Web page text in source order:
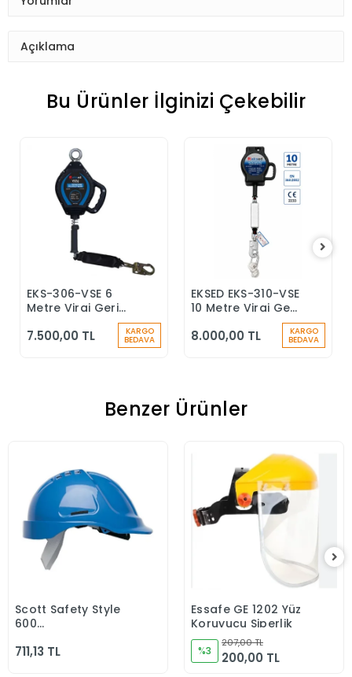
Açıklama
Bu Ürünler İlginizi Çekebilir
Sepete Ekle
EKS-306-VSE 6
Metre Viraj Geri
Durdurucu Keskin
7.500,00 TL KARGO
BEDAVA
Sepete Ekle
EKSED EKS-310-VSE
10 Metre Viraj Geri
Durdurucu
8.000,00 TL KARGO
BEDAVA
Benzer Ürünler
Sepete Ekle
Scott Safety Style
600
-30 C CLASS 0 Mavi
711,13 TL
Sepete Ekle
Essafe GE 1202 Yüz
Koruyucu Siperlik
%3
207,00 TL
200,00 TL